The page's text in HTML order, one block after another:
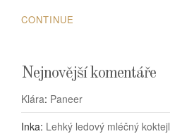
CONTINUE
Nejnovější komentáře
Klára: Paneer
Inka: Lehký ledový mléčný koktejl